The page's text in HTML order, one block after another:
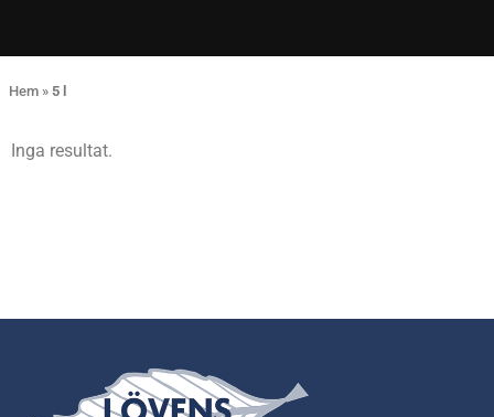
Hem » 5 l
Inga resultat.